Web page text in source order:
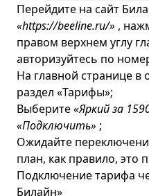
Перейдите на сайт
«https://beeline.ru/» ,
правом верхнем углу
авторизуйтесь по
На главной странице
раздел «Тарифы»;
Выберите«Яркий за
«Подключить» ;
Ожидайте
план, как правило, это
Подключение тарифа
Билайн»